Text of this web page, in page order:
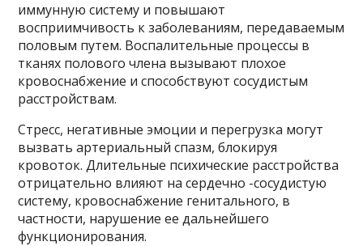
иммунную систему и повышают
восприимчивость к заболеваниям, передаваемым
половым путем. Воспалительные процессы в
тканях полового члена вызывают плохое
кровоснабжение и способствуют сосудистым
расстройствам.
Стресс, негативные эмоции и перегрузка могут
вызвать артериальный спазм, блокируя
кровоток. Длительные психические расстройства
отрицательно влияют на сердечно -сосудистую
систему, кровоснабжение генитального, в
частности, нарушение ее дальнейшего
функционирования.